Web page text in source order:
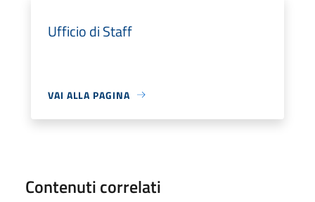
Ufficio di Staff
VAI ALLA PAGINA
Contenuti correlati